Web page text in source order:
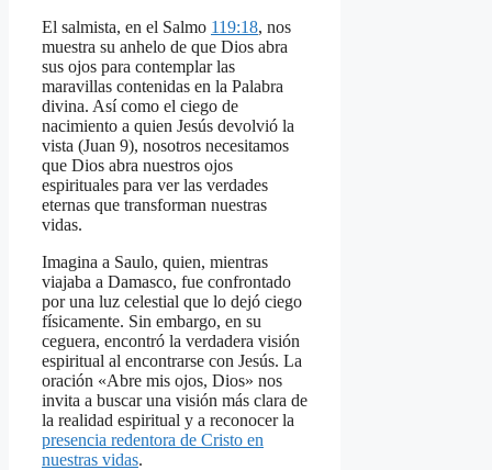
El salmista, en el Salmo 119:18, nos
muestra su anhelo de que Dios abra
sus ojos para contemplar las
maravillas contenidas en la Palabra
divina. Así como el ciego de
nacimiento a quien Jesús devolvió la
vista (Juan 9), nosotros necesitamos
que Dios abra nuestros ojos
espirituales para ver las verdades
eternas que transforman nuestras
vidas.
Imagina a Saulo, quien, mientras
viajaba a Damasco, fue confrontado
por una luz celestial que lo dejó ciego
físicamente. Sin embargo, en su
ceguera, encontró la verdadera visión
espiritual al encontrarse con Jesús. La
oración «Abre mis ojos, Dios» nos
invita a buscar una visión más clara de
la realidad espiritual y a reconocer la
presencia redentora de Cristo en
nuestras vidas.